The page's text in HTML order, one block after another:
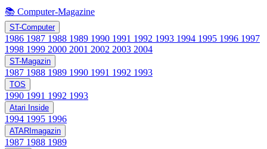
📚 Computer-Magazine
ST-Computer
1986 1987 1988 1989 1990 1991 1992 1993 1994 1995 1996 1997
1998 1999 2000 2001 2002 2003 2004
ST-Magazin
1987 1988 1989 1990 1991 1992 1993
TOS
1990 1991 1992 1993
Atari Inside
1994 1995 1996
ATARImagazin
1987 1988 1989